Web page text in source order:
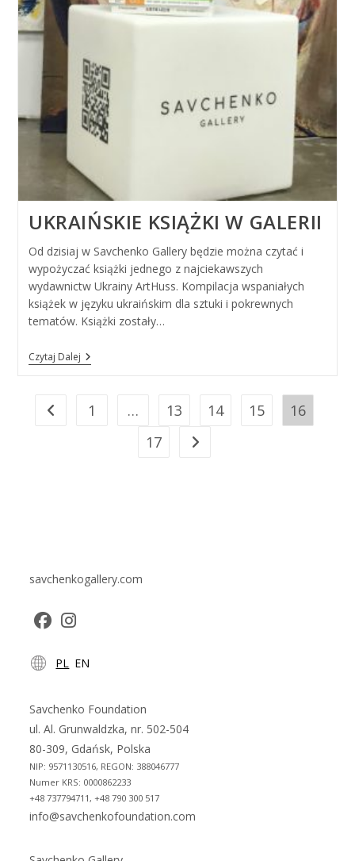
UKRAIŃSKIE KSIĄŻKI W GALERII
Od dzisiaj w Savchenko Gallery będzie można czytać i
wypożyczać książki jednego z najciekawszych
wydawnictw Ukrainy ArtHuss. Kompilacja wspaniałych
książek w języku ukraińskim dla sztuki i pokrewnych
tematów. Książki zostały…
Czytaj DalejUkraińskie
Książki
Go to the previous page
1 … 13 14 15
16
17
Go to the next page
savchenkogallery.com
in
new
tab
in
new
tab
PL EN
Savchenko Foundation
ul. Al. Grunwaldzka, nr. 502-504
80-309, Gdańsk, Polska
NIP: 9571130516, REGON: 388046777
Numer KRS: 0000862233
+48 737794711, +48 790 300 517
info@savchenkofoundation.com